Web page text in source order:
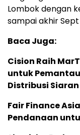
Lombok dengan
sampai akhir
Baca Juga:
Cision Raih
untuk
Distribusi Siaran
Fair Finance
Pendanaan